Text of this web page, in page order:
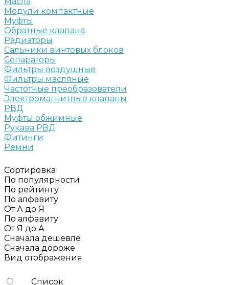
Модули компактные
Муфты
Обратные клапана
Радиаторы
Сальники винтовых блоков
Сепараторы
Фильтры воздушные
Фильтры масляные
Частотные преобразователи
Электромагнитные клапаны
РВД
Муфты обжимные
Рукава РВД
Фитинги
Ремни
Сортировка
По популярности
По рейтингу
По алфавиту
От А до Я
По алфавиту
От Я до А
Сначала дешевле
Сначала дороже
Вид отображения
Список